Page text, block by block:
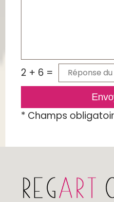
2 + 6 =
* Champs